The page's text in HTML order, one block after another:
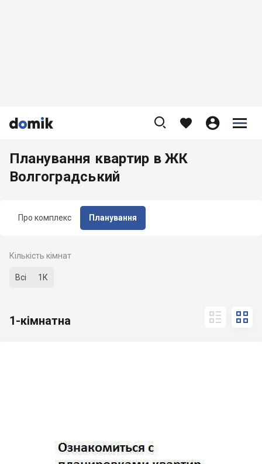


    


Про комплекс Планування
Планування квартир в ЖК
Волгоградський
Кількість кімнат
Всі 1К
1-кімнатна  